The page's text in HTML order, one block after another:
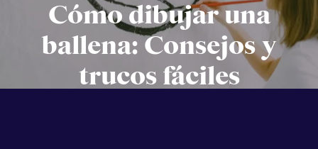
Cómo dibujar una
ballena: Consejos y
trucos fáciles